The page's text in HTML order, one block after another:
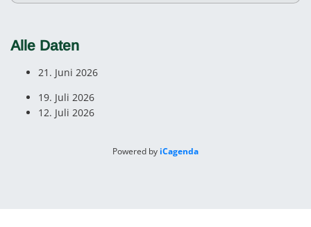
Alle Daten
21. Juni 2026
19. Juli 2026
12. Juli 2026
Powered by iCagenda